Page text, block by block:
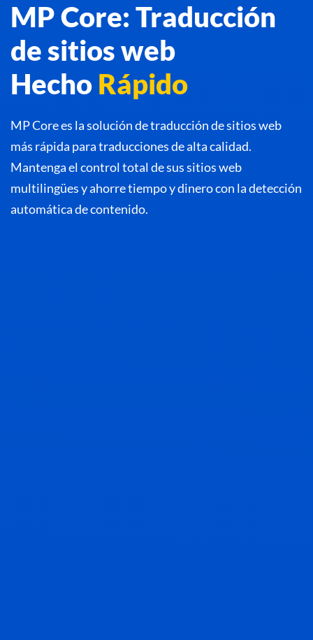
MP Core: Traducción
de sitios web
Hecho Rápido
MP Core es la solución de traducción de sitios web
más rápida para traducciones de alta calidad.
Mantenga el control total de sus sitios web
multilingües y ahorre tiempo y dinero con la detección
automática de contenido.